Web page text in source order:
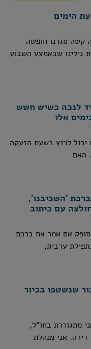
הימים
קשה סגרנו חופשה
גילינו שבאמצע השבוע
לנכה כשיש חשש
אלו
יכול לרוץ בשעת הזעקה
האם
'השכיבנו',
עם כיתוב
המסופק אם אמר את ברכת
ערבית,
שנשטפו בכיור
מתגוררת בחו"ל,
דירה. אני מנהלת